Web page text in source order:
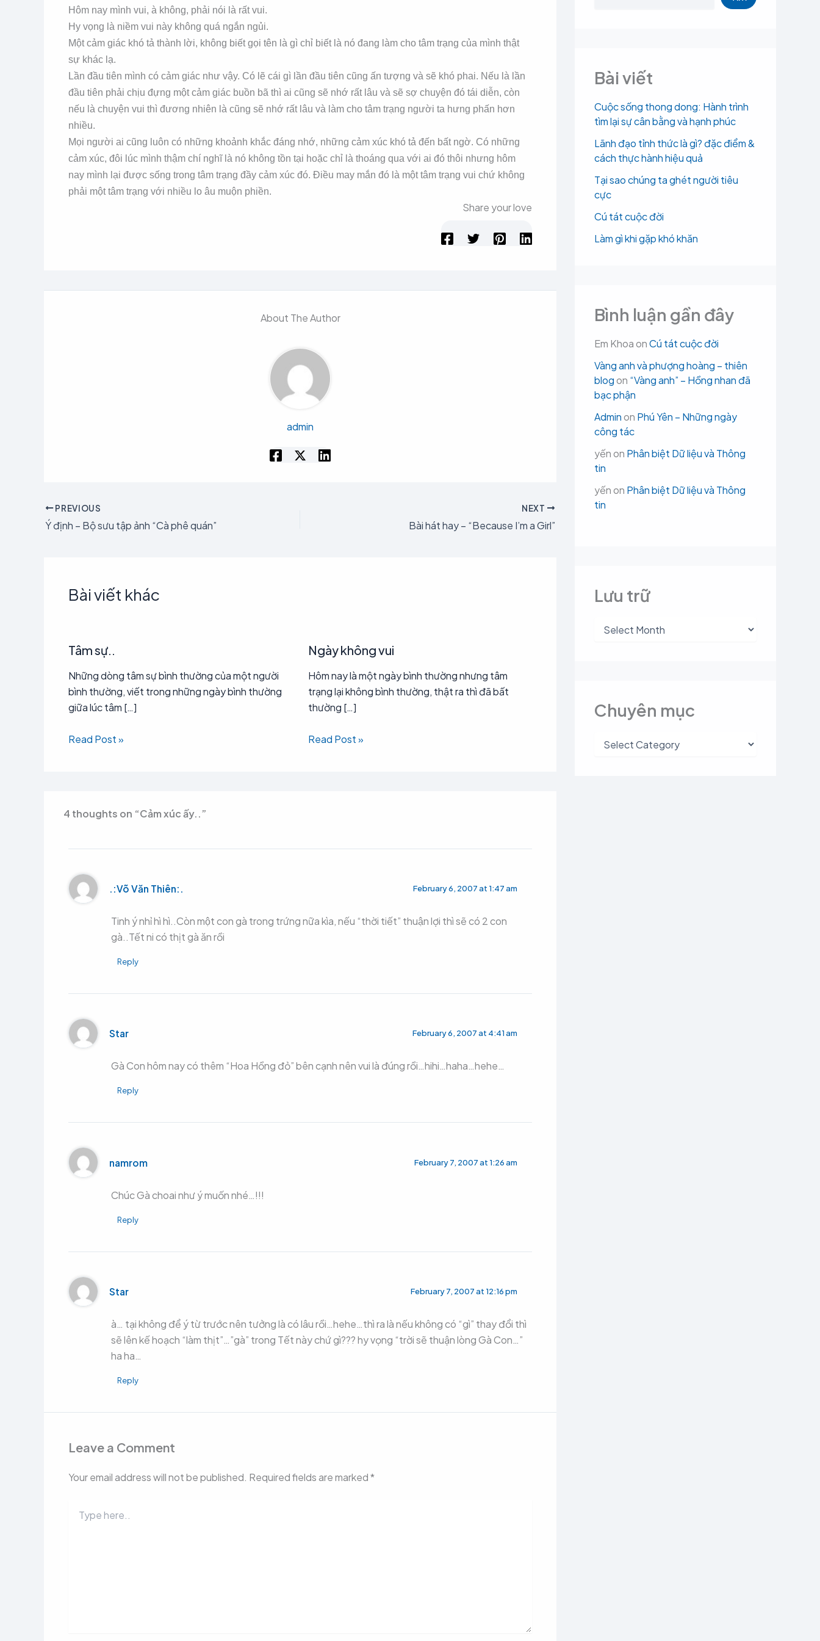
Hôm nay mình vui, à không, phải nói là rất vui.
Hy vọng là niềm vui này không quá ngắn ngủi.
Một cảm giác khó tả thành lời, không biết gọi tên là gì chỉ biết là nó đang làm cho tâm trạng của mình thật
sự khác lạ.
Lần đầu tiên mình có cảm giác như vậy. Có lẽ cái gì lần đầu tiên cũng ấn tượng và sẽ khó phai. Nếu là lần
đầu tiên phải chịu đựng một cảm giác buồn bã thì ai cũng sẽ nhớ rất lâu và sẽ sợ chuyện đó tái diễn, còn
nếu là chuyện vui thì đương nhiên là cũng sẽ nhớ rất lâu và làm cho tâm trạng người ta hưng phấn hơn
nhiều.
Mọi người ai cũng luôn có những khoảnh khắc đáng nhớ, những cảm xúc khó tả đến bất ngờ. Có những
cảm xúc, đôi lúc mình thậm chí nghĩ là nó không tồn tại hoặc chỉ là thoáng qua với ai đó thôi nhưng hôm
nay mình lại được sống trong tâm trạng đầy cảm xúc đó. Điều may mắn đó là một tâm trạng vui chứ không
phải một tâm trạng với nhiều lo âu muộn phiền.
Share your love
About The Author
admin
PREVIOUS
Ý định – Bộ sưu tập ảnh “Cà phê quán”
NEXT
Bài hát hay – “Because I’m a Girl”
Bài viết khác
Tâm sự..
Những dòng tâm sự bình thường của một người
bình thường, viết trong những ngày bình thường
giữa lúc tâm […]
Read Post »
Ngày không vui
Hôm nay là một ngày bình thường nhưng tâm
trạng lại không bình thường, thật ra thì đã bất
thường […]
Read Post »
4 thoughts on “Cảm xúc ấy..”
.:Võ Văn Thiên:. February 6, 2007 at 1:47 am
Tinh ý nhỉ hì hì..Còn một con gà trong trứng nữa kìa, nếu “thời tiết” thuận lợi thì sẽ có 2 con
gà..Tết ni có thịt gà ăn rồi
Reply
Star February 6, 2007 at 4:41 am
Gà Con hôm nay có thêm “Hoa Hồng đỏ” bên cạnh nên vui là đúng rồi…hihi…haha…hehe…
Reply
namrom February 7, 2007 at 1:26 am
Chúc Gà choai như ý muốn nhé…!!!
Reply
Star February 7, 2007 at 12:16 pm
à… tại không để ý từ trước nên tưởng là có lâu rồi…hehe…thì ra là nếu không có “gì” thay đổi thì
sẽ lên kế hoạch “làm thịt”…”gà” trong Tết này chứ gì??? hy vọng “trời sẽ thuận lòng Gà Con…”
ha ha…
Reply
Leave a Comment
Your email address will not be published. Required fields are marked*
here..
Bài viết
Cuộc sống thong dong: Hành trình
tìm lại sự cân bằng và hạnh phúc
Lãnh đạo tỉnh thức là gì? đặc điểm &
cách thực hành hiệu quả
Tại sao chúng ta ghét người tiêu
cực
Cú tát cuộc đời
Làm gì khi gặp khó khăn
Bình luận gần đây
Em KhoaonCú tát cuộc đời
Vàng anh và phượng hoàng – thiên
blogon “Vàng anh” – Hồng nhan đã
bạc phận
Adminon Phú Yên – Những ngày
công tác
yếnon Phân biệt Dữ liệu và Thông
tin
yếnon Phân biệt Dữ liệu và Thông
tin
Lưu trữ
Chuyên mục